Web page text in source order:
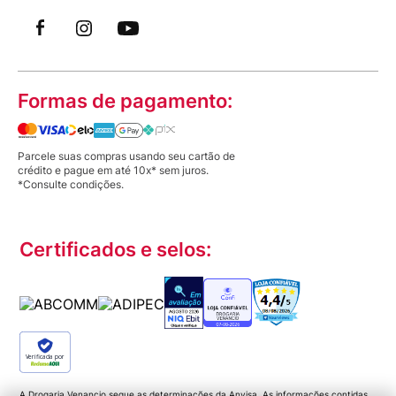
Formas de pagamento:
Parcele suas compras usando seu cartão de
crédito e pague em até 10x* sem juros.
*Consulte condições.
Certificados e selos:
Verificada por